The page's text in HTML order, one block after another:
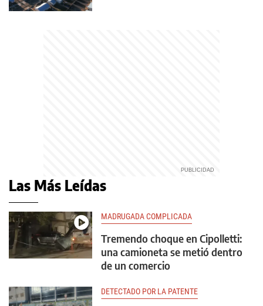
Las Más Leídas
MADRUGADA COMPLICADA
Tremendo choque en Cipolletti:
una camioneta se metió dentro
de un comercio
DETECTADO POR LA PATENTE